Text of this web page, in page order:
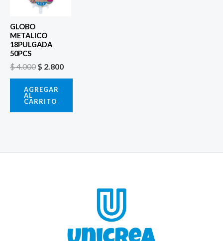
GLOBO
METALICO
18PULGADA
50PCS
$4.000
$ 4.000.
$ 2.800
AGREGAR
AL
CARRITO